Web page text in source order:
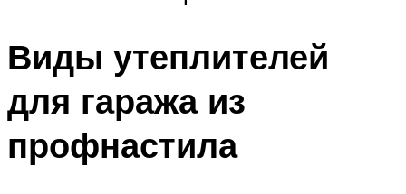
Виды утеплителей
для гаража из
профнастила